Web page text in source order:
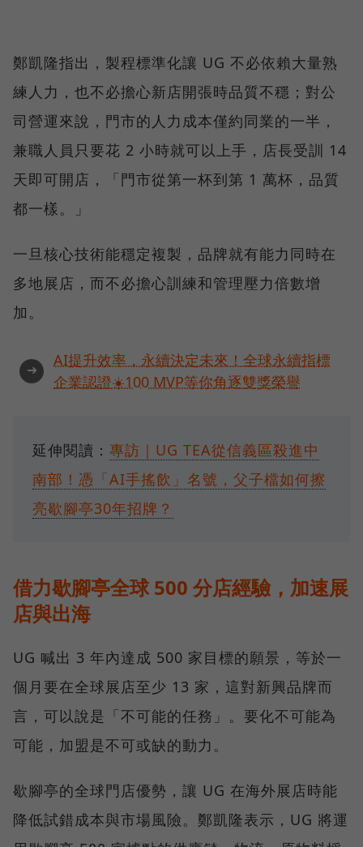
鄭凱隆指出，製程標準化讓 UG 不必依賴大量熟
練人力，也不必擔心新店開張時品質不穩；對公
司營運來說，門市的人力成本僅約同業的一半，
兼職人員只要花 2 小時就可以上手，店長受訓 14
天即可開店，「門市從第一杯到第 1 萬杯，品質
都一樣。」
一旦核心技術能穩定複製，品牌就有能力同時在
多地展店，而不必擔心訓練和管理壓力倍數增
加。
➜
AI提升效率，永續決定未來！全球永續指標
企業認證☀️100 MVP等你角逐雙獎榮譽
延伸閱讀： 專訪｜UG TEA從信義區殺進中
南部！憑「AI手搖飲」名號，父子檔如何擦
亮歇腳亭30年招牌？
借力歇腳亭全球 500 分店經驗，加速展
店與出海
UG 喊出 3 年內達成 500 家目標的願景，等於一
個月要在全球展店至少 13 家，這對新興品牌而
言，可以說是「不可能的任務」。要化不可能為
可能，加盟是不可或缺的動力。
歇腳亭的全球門店優勢，讓 UG 在海外展店時能
降低試錯成本與市場風險。鄭凱隆表示，UG 將運